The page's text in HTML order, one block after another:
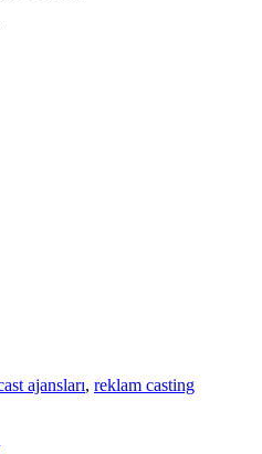
ajansları, reklam casting